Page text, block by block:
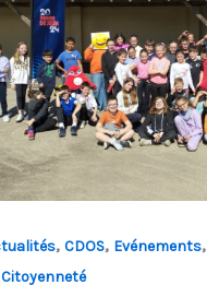
,CDOS, Evénements,